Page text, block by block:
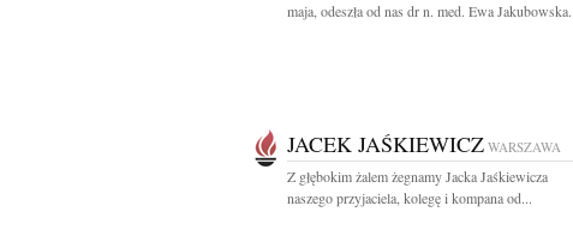
maja, odeszła od nas dr n. med. Ewa
JACEK JAŚKIEWICZ WARSZAWA
Z głębokim żalem żegnamy Jacka Jaśkiewicza
naszego przyjaciela, kolegę i kompana od...